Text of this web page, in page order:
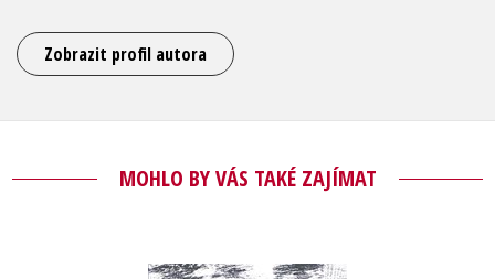
Zobrazit profil autora
MOHLO BY VÁS TAKÉ ZAJÍMAT